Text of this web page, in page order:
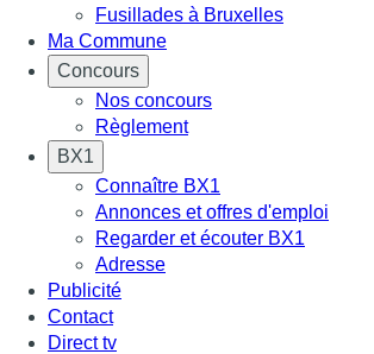
Fusillades à Bruxelles
Ma Commune
Concours
Nos concours
Règlement
BX1
Connaître BX1
Annonces et offres d'emploi
Regarder et écouter BX1
Adresse
Publicité
Contact
Direct tv